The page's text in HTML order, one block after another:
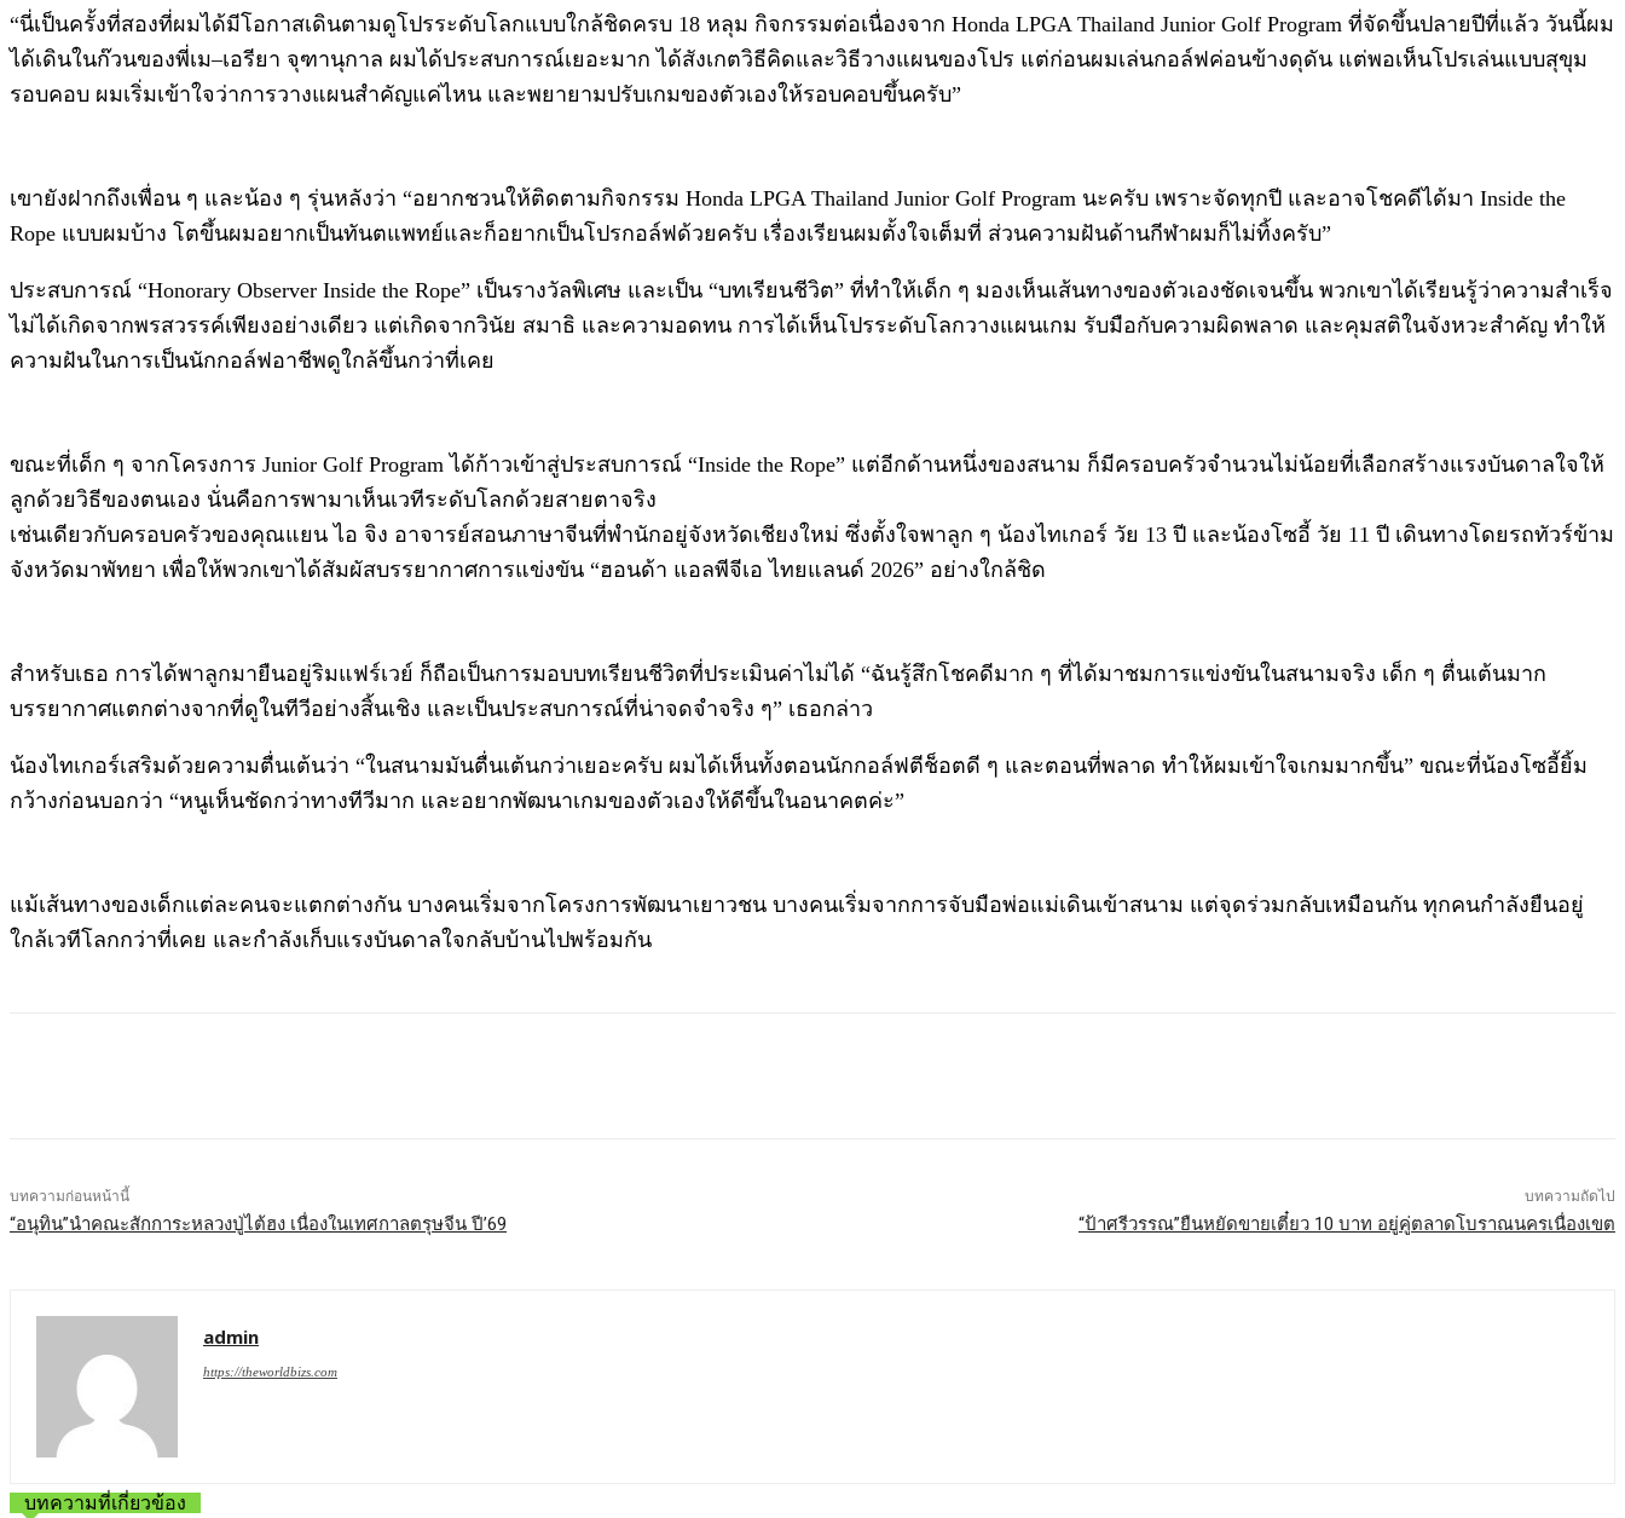
“นี่เป็นครั้งที่สองที่ผมได้มีโอกาสเดินตามดูโปรระดับโลกแบบใกล้ชิดครบ 18 หลุม กิจกรรมต่อเนื่องจาก Honda LPGA Thailand Junior Golf Program ที่จัดขึ้นปลายปีที่แล้ว วันนี้ผม
ได้เดินในก๊วนของพี่เม–เอรียา จุฑานุกาล ผมได้ประสบการณ์เยอะมาก ได้สังเกตวิธีคิดและวิธีวางแผนของโปร แต่ก่อนผมเล่นกอล์ฟค่อนข้างดุดัน แต่พอเห็นโปรเล่นแบบสุขุม
รอบคอบ ผมเริ่มเข้าใจว่าการวางแผนสำคัญแค่ไหน และพยายามปรับเกมของตัวเองให้รอบคอบขึ้นครับ”
เขายังฝากถึงเพื่อน ๆ และน้อง ๆ รุ่นหลังว่า “อยากชวนให้ติดตามกิจกรรม Honda LPGA Thailand Junior Golf Program นะครับ เพราะจัดทุกปี และอาจโชคดีได้มา Inside the
Rope แบบผมบ้าง โตขึ้นผมอยากเป็นทันตแพทย์และก็อยากเป็นโปรกอล์ฟด้วยครับ เรื่องเรียนผมตั้งใจเต็มที่ ส่วนความฝันด้านกีฬาผมก็ไม่ทิ้งครับ”
ประสบการณ์ “Honorary Observer Inside the Rope” เป็นรางวัลพิเศษ และเป็น “บทเรียนชีวิต” ที่ทำให้เด็ก ๆ มองเห็นเส้นทางของตัวเองชัดเจนขึ้น พวกเขาได้เรียนรู้ว่าความสำเร็จ
ไม่ได้เกิดจากพรสวรรค์เพียงอย่างเดียว แต่เกิดจากวินัย สมาธิ และความอดทน การได้เห็นโปรระดับโลกวางแผนเกม รับมือกับความผิดพลาด และคุมสติในจังหวะสำคัญ ทำให้
ความฝันในการเป็นนักกอล์ฟอาชีพดูใกล้ขึ้นกว่าที่เคย
ขณะที่เด็ก ๆ จากโครงการ Junior Golf Program ได้ก้าวเข้าสู่ประสบการณ์ “Inside the Rope” แต่อีกด้านหนึ่งของสนาม ก็มีครอบครัวจำนวนไม่น้อยที่เลือกสร้างแรงบันดาลใจให้
ลูกด้วยวิธีของตนเอง นั่นคือการพามาเห็นเวทีระดับโลกด้วยสายตาจริง
เช่นเดียวกับครอบครัวของคุณแยน ไอ จิง อาจารย์สอนภาษาจีนที่พำนักอยู่จังหวัดเชียงใหม่ ซึ่งตั้งใจพาลูก ๆ น้องไทเกอร์ วัย 13 ปี และน้องโซอี้ วัย 11 ปี เดินทางโดยรถทัวร์ข้าม
จังหวัดมาพัทยา เพื่อให้พวกเขาได้สัมผัสบรรยากาศการแข่งขัน “ฮอนด้า แอลพีจีเอ ไทยแลนด์ 2026” อย่างใกล้ชิด
สำหรับเธอ การได้พาลูกมายืนอยู่ริมแฟร์เวย์ ก็ถือเป็นการมอบบทเรียนชีวิตที่ประเมินค่าไม่ได้ “ฉันรู้สึกโชคดีมาก ๆ ที่ได้มาชมการแข่งขันในสนามจริง เด็ก ๆ ตื่นเต้นมาก
บรรยากาศแตกต่างจากที่ดูในทีวีอย่างสิ้นเชิง และเป็นประสบการณ์ที่น่าจดจำจริง ๆ” เธอกล่าว
น้องไทเกอร์เสริมด้วยความตื่นเต้นว่า “ในสนามมันตื่นเต้นกว่าเยอะครับ ผมได้เห็นทั้งตอนนักกอล์ฟตีช็อตดี ๆ และตอนที่พลาด ทำให้ผมเข้าใจเกมมากขึ้น” ขณะที่น้องโซอี้ยิ้ม
กว้างก่อนบอกว่า “หนูเห็นชัดกว่าทางทีวีมาก และอยากพัฒนาเกมของตัวเองให้ดีขึ้นในอนาคตค่ะ”
แม้เส้นทางของเด็กแต่ละคนจะแตกต่างกัน บางคนเริ่มจากโครงการพัฒนาเยาวชน บางคนเริ่มจากการจับมือพ่อแม่เดินเข้าสนาม แต่จุดร่วมกลับเหมือนกัน ทุกคนกำลังยืนอยู่
ใกล้เวทีโลกกว่าที่เคย และกำลังเก็บแรงบันดาลใจกลับบ้านไปพร้อมกัน
บทความก่อนหน้านี้
“อนุทิน”นำคณะสักการะหลวงปู่ไต้ฮง เนื่องในเทศกาลตรุษจีน ปี’69
บทความถัดไป
“ป้าศรีวรรณ”ยืนหยัดขายเตี๋ยว 10 บาท อยู่คู่ตลาดโบราณนครเนื่องเขต
admin
https://theworldbizs.com
บทความที่เกี่ยวข้อง